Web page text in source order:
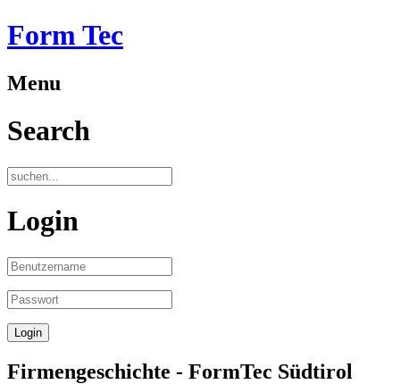
Form Tec
Menu
Search
Login
Firmengeschichte - FormTec Südtirol